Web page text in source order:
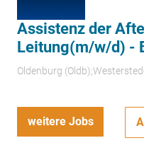
Assistenz der
Leitung(m/w/d) -
Oldenburg
weitere Jobs